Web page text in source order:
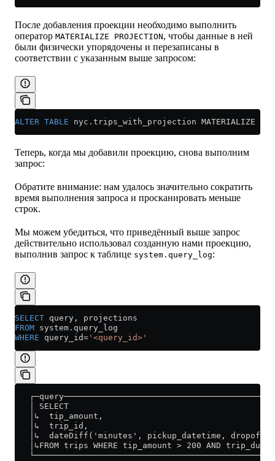
После добавления проекции необходимо выполнить
оператор MATERIALIZE PROJECTION, чтобы данные в ней
были физически упорядочены и перезаписаны в
соответствии с указанным выше запросом:
ALTER TABLE nyc . trips_with_projection MATERIALIZE
Теперь, когда мы добавили проекцию, снова выполним
запрос:
Обратите внимание: нам удалось значительно сократить
время выполнения запроса и просканировать меньше
строк.
Мы можем убедиться, что приведённый выше запрос
действительно использовал созданную нами проекцию,
выполнив запрос к таблице system.query_log:
SELECT query, projections
FROM system . query_log
WHERE query_id= '<query_id>'
│ SELECT
│↳  tip_amount,
│↳  trip_id,
│↳  dateDiff('minutes', pickup_datetime,
│↳FROM trips WHERE tip_amount > 200 AND